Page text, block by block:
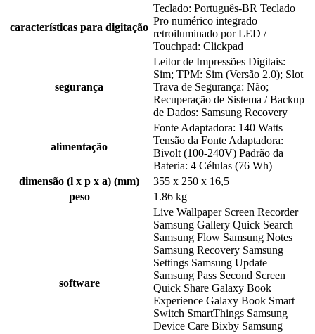
características para digitação
Teclado: Português-BR Teclado
Pro numérico integrado
retroiluminado por LED /
Touchpad: Clickpad
segurança
Leitor de Impressões Digitais:
Sim; TPM: Sim (Versão 2.0); Slot
Trava de Segurança: Não;
Recuperação de Sistema / Backup
de Dados: Samsung Recovery
alimentação
Fonte Adaptadora: 140 Watts
Tensão da Fonte Adaptadora:
Bivolt (100-240V) Padrão da
Bateria: 4 Células (76 Wh)
dimensão (l x p x a) (mm)
355 x 250 x 16,5
peso
1.86 kg
software
Live Wallpaper Screen Recorder
Samsung Gallery Quick Search
Samsung Flow Samsung Notes
Samsung Recovery Samsung
Settings Samsung Update
Samsung Pass Second Screen
Quick Share Galaxy Book
Experience Galaxy Book Smart
Switch SmartThings Samsung
Device Care Bixby Samsung